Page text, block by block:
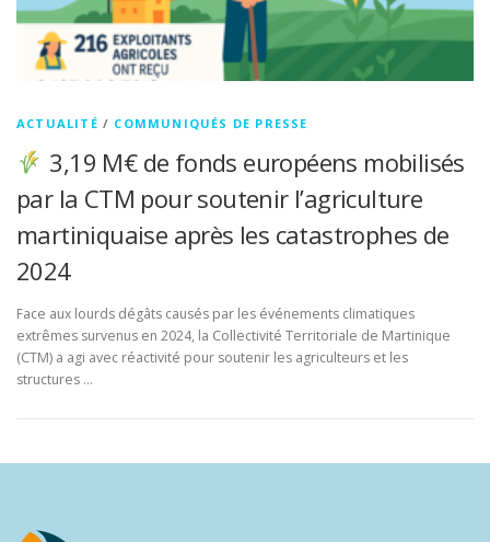
ACTUALITÉ / COMMUNIQUÉS DE PRESSE
3,19 M€ de fonds européens mobilisés
par la CTM pour soutenir l’agriculture
martiniquaise après les catastrophes de
2024
Face aux lourds dégâts causés par les événements climatiques
extrêmes survenus en 2024, la Collectivité Territoriale de Martinique
(CTM) a agi avec réactivité pour soutenir les agriculteurs et les
structures …